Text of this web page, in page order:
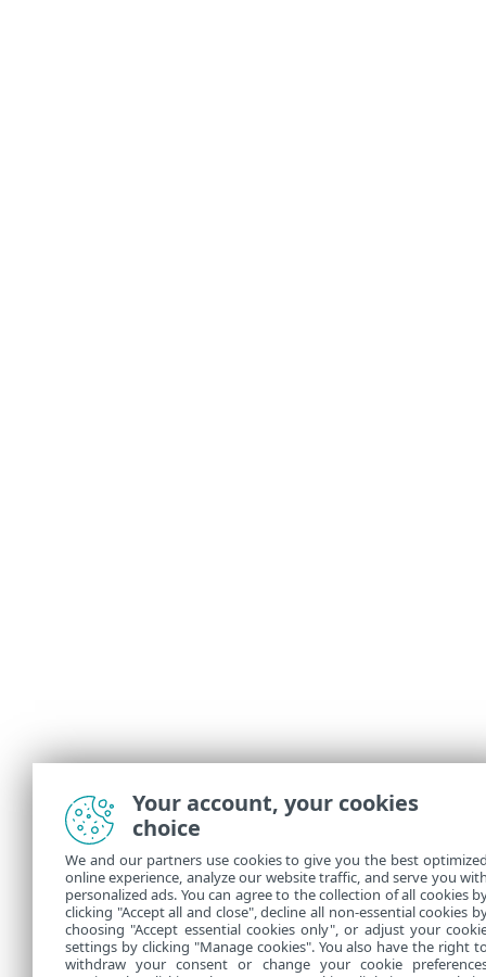
Your account, your cookies
choice
We and our partners use cookies to give you the best
online experience, analyze our website traffic, and serve you
personalized ads. You can agree to the collection of all cookies
clicking "Accept all and close", decline all non-essential cookies
choosing "Accept essential cookies only", or adjust your
settings by clicking "Manage cookies". You also have the right
withdraw your consent or change your cookie